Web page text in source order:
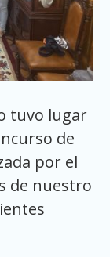
tuvo lugar
de
por el
de nuestro